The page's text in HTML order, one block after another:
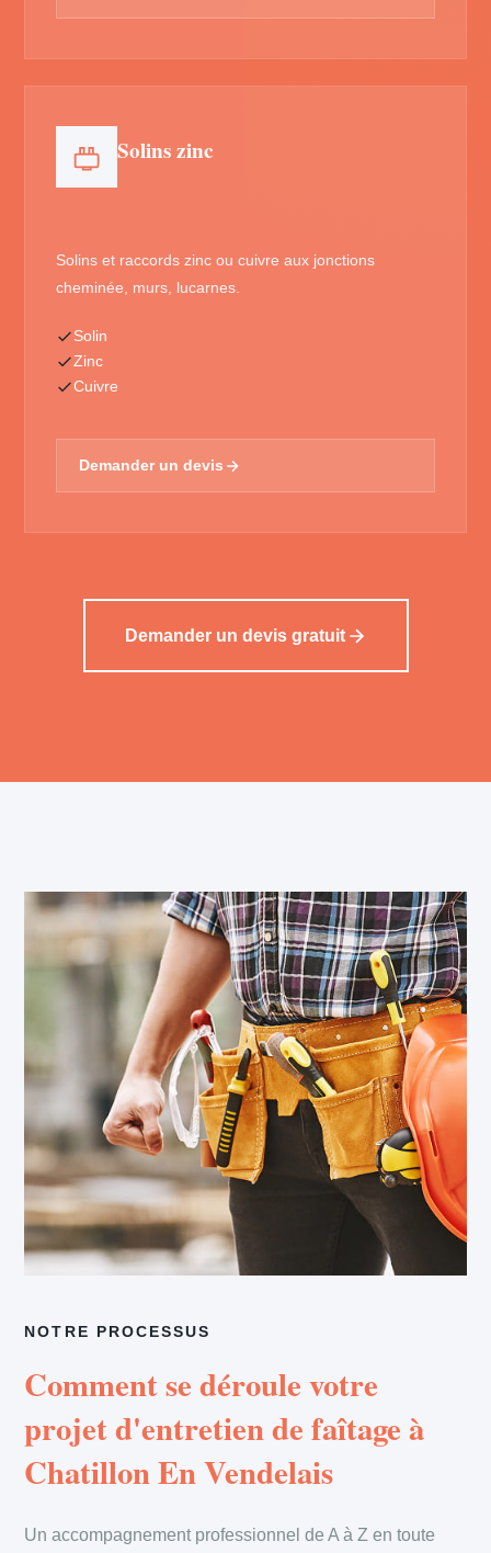
Solins zinc
Solins et raccords zinc ou cuivre aux jonctions
cheminée, murs, lucarnes.
Solin
Zinc
Cuivre
Demander un devis
Demander un devis gratuit
NOTRE PROCESSUS
Comment se déroule votre
projet d'entretien de faîtage à
Chatillon En Vendelais
Un accompagnement professionnel de A à Z en toute